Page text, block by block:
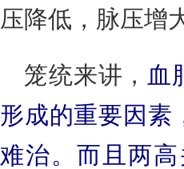
压降低，脉压增
笼统来讲， 血
形成的重要因素
难治。而且两